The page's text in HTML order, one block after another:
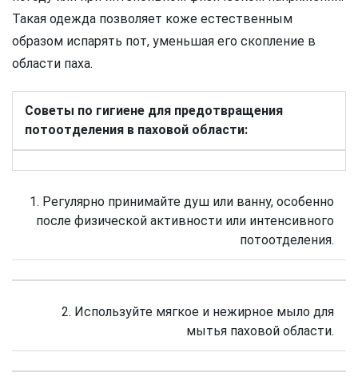
Такая одежда позволяет коже естественным
образом испарять пот, уменьшая его скопление в
области паха.
Советы по гигиене для предотвращения
потоотделения в паховой области:
1. Регулярно принимайте душ или ванну, особенно
после физической активности или интенсивного
потоотделения.
2. Используйте мягкое и нежирное мыло для
мытья паховой области.